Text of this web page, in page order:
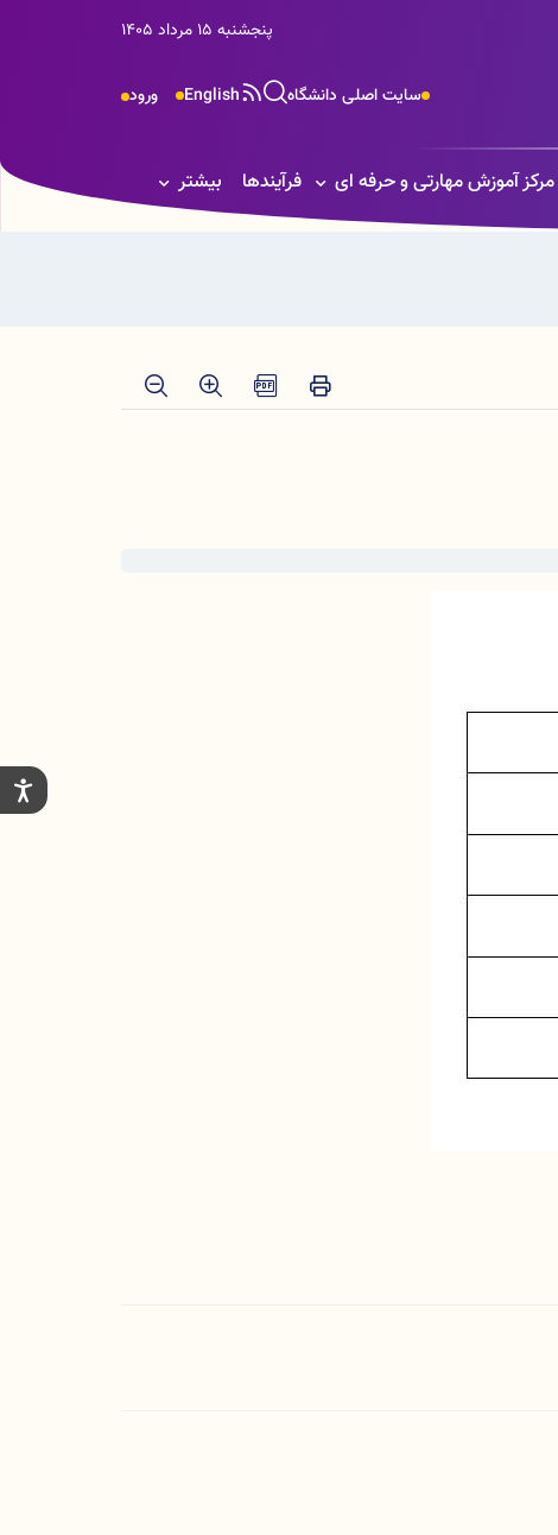
پنجشنبه 15 مرداد 1405
ورود English سایت اصلی دانشگاه
مرکز آموزش مهارتی و حرفه ای فرآیندها بیشتر